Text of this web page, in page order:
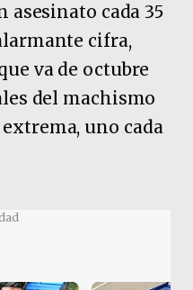
asesinato cada 35
cifra,
va de octubre
del machismo
uno cada